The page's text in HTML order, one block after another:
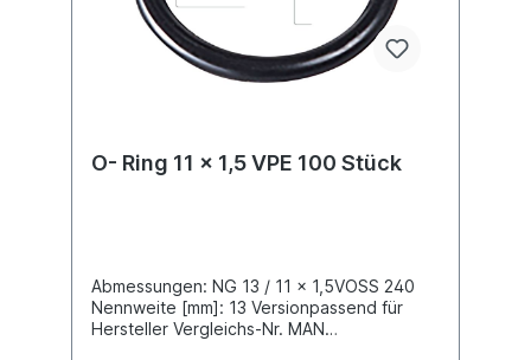
O- Ring 11 x 1,5 VPE 100 Stück
Abmessungen: NG 13 / 11 x 1,5VOSS 240
Nennweite [mm]: 13 Versionpassend für
Hersteller Vergleichs-Nr. MAN